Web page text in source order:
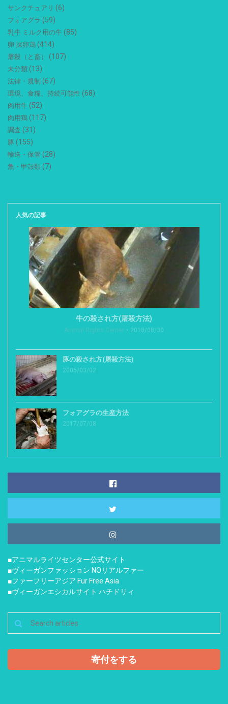
サンクチュアリ (6)
フォアグラ (59)
乳牛 ミルク用の牛 (85)
卵 採卵鶏 (414)
屠殺（と畜） (107)
未分類 (13)
法律・規制 (67)
環境、食糧、持続可能性 (68)
肉用牛 (52)
肉用鶏 (117)
調査 (31)
豚 (155)
輸送・保管 (28)
魚・甲殻類 (7)
人気の記事
牛の殺され方(屠殺方法)
Animal Rights Center 2018/08/30
豚の殺され方(屠殺方法)
2005/03/02
フォアグラの生産方法
2017/07/08
■アニマルライツセンター公式サイト
■ヴィーガンファッション NOリアルファー
■ファーフリーアジア Fur Free Asia
■ヴィーガンエシカルサイト ハチドリィ
寄付をする